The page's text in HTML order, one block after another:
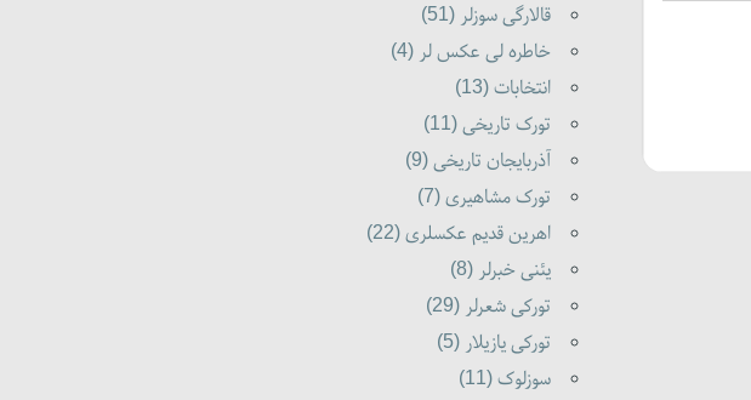
قالارگی سوزلر (51)
خاطره لی عکس لر (4)
انتخابات (13)
تورک تاریخی (11)
آذربایجان تاریخی (9)
تورک مشاهیری (7)
اهرین قدیم عکسلری (22)
یئنی خبرلر (8)
تورکی شعرلر (29)
تورکی یازیلار (5)
سوزلوک (11)